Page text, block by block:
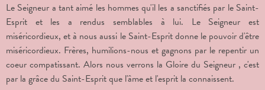
Le Seigneur a tant aimé les hommes qu'il les a sanctifiés par le Saint-
Esprit et les a rendus semblables à lui. Le Seigneur est
miséricordieux, et à nous aussi le Saint-Esprit donne le pouvoir d'être
miséricordieux. Frères, humilions-nous et gagnons par le repentir un
coeur compatissant. Alors nous verrons la Gloire du Seigneur , c'est
par la grâce du Saint-Esprit que l'âme et l'esprit la connaissent.